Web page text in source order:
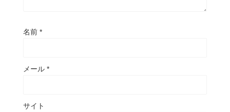
名前 *
メール *
サイト